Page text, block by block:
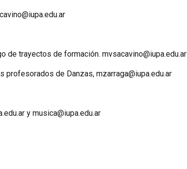
de trayectos de formación. mvsacavino@iupa.edu.ar
profesorados de Danzas, mzarraga@iupa.edu.ar
y musica@iupa.edu.ar